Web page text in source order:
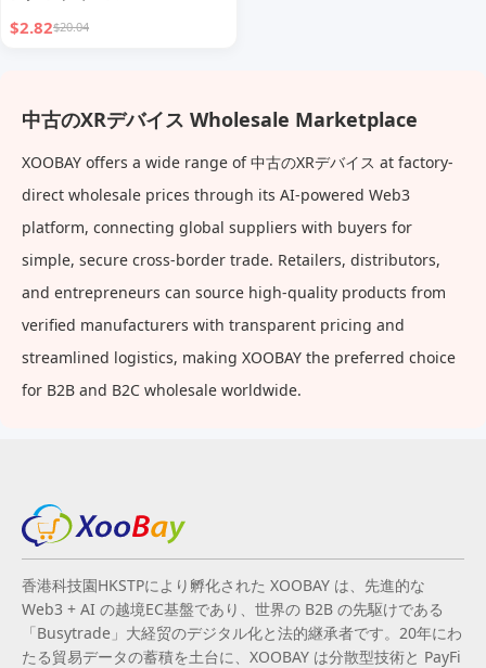
$2.82$20.04
中古のXRデバイス Wholesale Marketplace
XOOBAY offers a wide range of 中古のXRデバイス at factory-
direct wholesale prices through its AI-powered Web3
platform, connecting global suppliers with buyers for
simple, secure cross-border trade. Retailers, distributors,
and entrepreneurs can source high-quality products from
verified manufacturers with transparent pricing and
streamlined logistics, making XOOBAY the preferred choice
for B2B and B2C wholesale worldwide.
香港科技園HKSTPにより孵化された XOOBAY は、先進的な
Web3 + AI の越境EC基盤であり、世界の B2B の先駆けである
「Busytrade」大経贸のデジタル化と法的継承者です。20年にわ
たる貿易データの蓄積を土台に、XOOBAY は分散型技術と PayFi